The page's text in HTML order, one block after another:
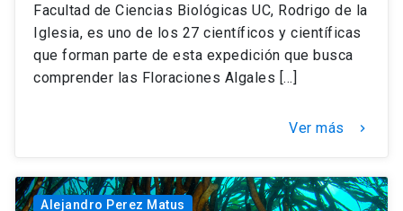
Facultad de Ciencias Biológicas UC, Rodrigo de la
Iglesia, es uno de los 27 científicos y científicas
que forman parte de esta expedición que busca
comprender las Floraciones Algales […]
Ver más keyboard_arrow_right
Alejandro Perez Matus